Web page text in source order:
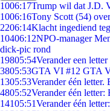
1006:17Trump wil dat J.D.
1006:16Tony Scott (54)
2206:14Klacht ingediend
10406:12NPO-manager
dick-pic rond
19805:54Verander een
3805:53GTA VI #12 GTA
1305:53Verander één letter.
4805:52Verander één letter:
14105:51Verander één